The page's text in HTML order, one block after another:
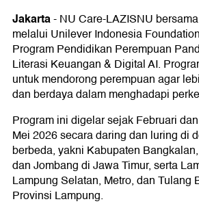
Jakarta-NU Care-LAZISNU
melalui Unilever Indonesia
Program Pendidikan Perempuan
Literasi Keuangan & Digital AI.
untuk mendorong perempuan agar
dan berdaya dalam menghadapi
Program ini digelar sejak Februari
Mei 2026 secara daring dan luring di
berbeda, yakni Kabupaten
dan Jombang di Jawa Timur, serta
Lampung Selatan, Metro, dan Tulang
Provinsi Lampung.